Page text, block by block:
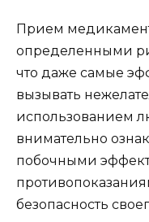
Прием
определенными
что даже самые
вызывать
использованием
внимательно
побочными
безопасность